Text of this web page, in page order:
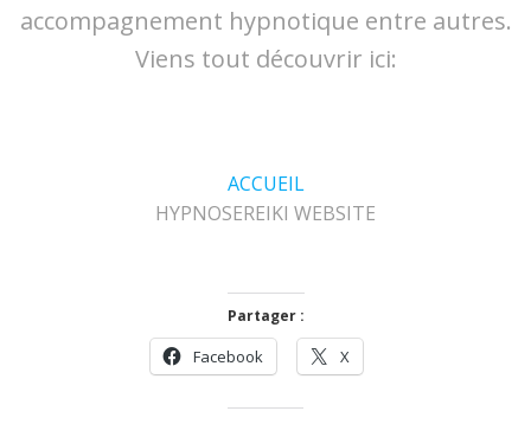
accompagnement hypnotique entre autres.
Viens tout découvrir ici:
ACCUEIL
HYPNOSEREIKI WEBSITE
Partager :
Facebook X